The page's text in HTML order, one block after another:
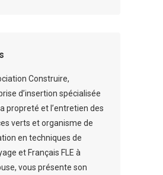
Construire,
d’insertion spécialisée
propreté et l’entretien des
verts et organisme de
en techniques de
et Français FLE à
vous présente son